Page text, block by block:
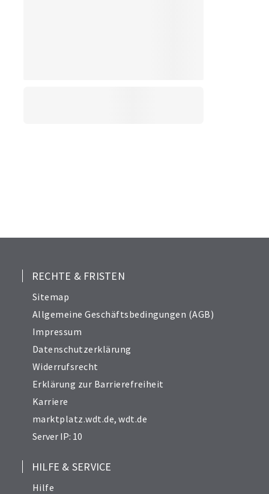
RECHTE & FRISTEN
Sitemap
Allgemeine Geschäftsbedingungen (AGB)
Impressum
Datenschutzerklärung
Widerrufsrecht
Erklärung zur Barrierefreiheit
Karriere
marktplatz.wdt.de,wdt.de
Server IP: 10
HILFE & SERVICE
Hilfe